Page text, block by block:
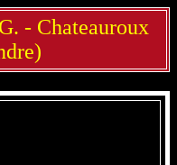
- Chateauroux